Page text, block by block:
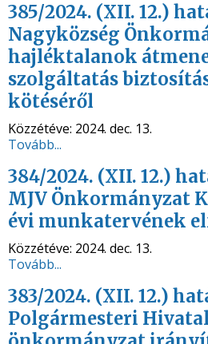
385/2024. (XII. 12.)
Nagyközség
hajléktalanok
szolgáltatás
kötéséről
Közzétéve: 2024. dec. 13.
Tovább...
384/2024. (XII. 12.)
MJV Önkormányzat
évi munkatervének
Közzétéve: 2024. dec. 13.
Tovább...
383/2024. (XII. 12.)
Polgármesteri